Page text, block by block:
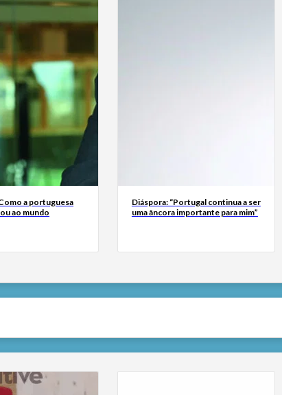
a portuguesa
ao mundo
Diáspora: “Portugal continua a ser
uma âncora importante para mim”